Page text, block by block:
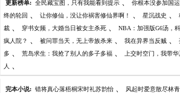
更新榜单: 全民藏宝图，只有我能看到提示 、 你根本没参加国
终的轮回 、 让你修仙，没让你祸害修仙界啊！ 、 星沉战史 、
裁 、 穿书女频，大婚当日被女主杀死 、 NBA：加强版G6汤，
疯人院？ 、 被问罪当天，无上帝族杀来 、 我在异界当反贼 、
多 、 荒岛求生：我抢了别人的多子多福 、 上交时空门，我带
人 、
完本小说: 错将真心落梧桐宋时礼苏韵怡 、 风起时爱意散尽林